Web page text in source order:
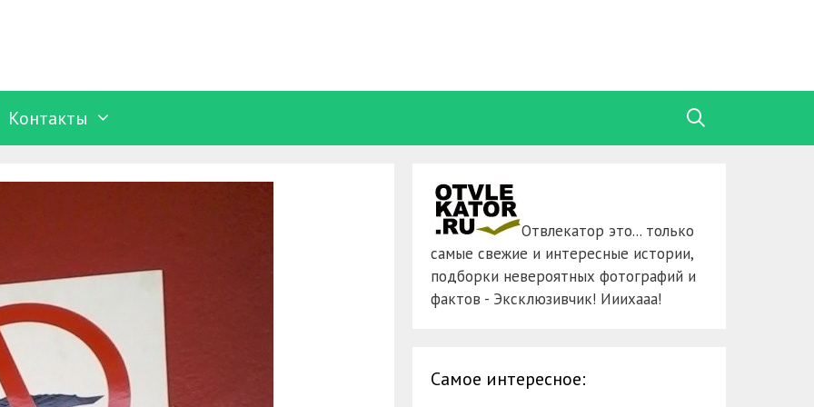
Контакты
Отвлекатор это... только
самые свежие и интересные истории,
подборки невероятных фотографий и
фактов - Эксклюзивчик! Ииихааа!
Самое интересное: